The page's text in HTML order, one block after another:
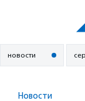
новости
Новости